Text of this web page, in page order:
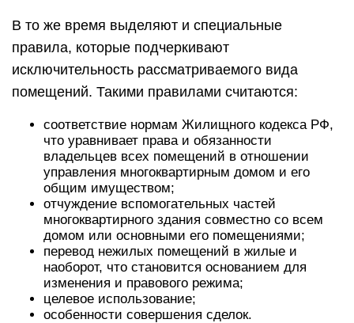
В то же время выделяют и специальные
правила, которые подчеркивают
исключительность рассматриваемого вида
помещений. Такими правилами считаются:
соответствие нормам Жилищного кодекса РФ,
что уравнивает права и обязанности
владельцев всех помещений в отношении
управления многоквартирным домом и его
общим имуществом;
отчуждение вспомогательных частей
многоквартирного здания совместно со всем
домом или основными его помещениями;
перевод нежилых помещений в жилые и
наоборот, что становится основанием для
изменения и правового режима;
целевое использование;
особенности совершения сделок.